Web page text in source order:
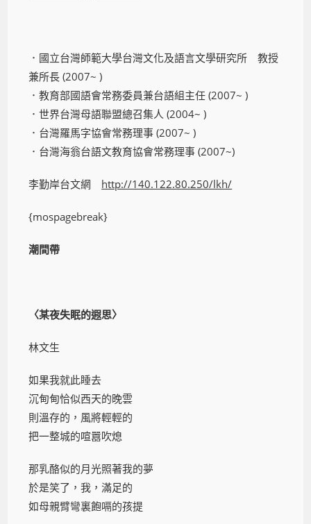
．國立台灣師範大學台灣文化及語言文學研究所 教授
兼所長 (2007~ )
．教育部國語會常務委員兼台語組主任 (2007~ )
．世界台灣母語聯盟總召集人 (2004~ )
．台灣羅馬字協會常務理事 (2007~ )
．台灣海翁台語文教育協會常務理事 (2007~)
李勤岸台文網 http://140.122.80.250/lkh/
{mospagebreak}
潮間帶
〈某夜失眠的遐思〉
林文生
如果我就此睡去
沉甸甸恰似西天的晚雲
則溫存的，風將輕輕的
把一整城的喧囂吹熄
那乳酪似的月光照著我的夢
於是笑了，我，滿足的
如母親臂彎裏飽嗝的孩提